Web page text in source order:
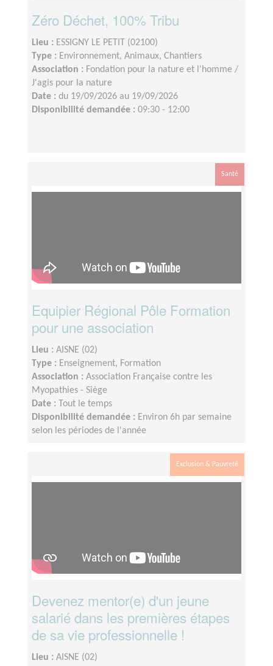
Zéro Déchet, 100% Tribu
Lieu : ESSIGNY LE PETIT (02100)
Type : Environnement, Animaux, Chantiers
Association : Fondation pour la nature et l'homme /
J'agis pour la nature
Date : du 19/09/2026 au 19/09/2026
Disponibilité demandée : 09:30 - 12:00
Santé
Equipier Régional Pôle Formation
pour une association
Lieu : AISNE (02)
Type : Enseignement, Formation
Association : Association Française contre les
Myopathies - Siège
Date :
Tout le temps
Disponibilité demandée : Environ 6h par semaine
selon les périodes de l'année
Exclusion & Pauvreté
Devenez mentor(e) d'un jeune
salarié dans les premières étapes
de sa vie professionnelle !
Lieu : AISNE (02)